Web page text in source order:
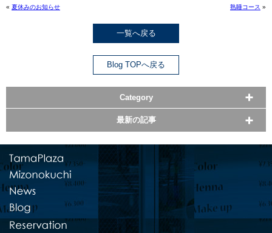
« 夏休みのお知らせ 熟睡コース »
一覧へ戻る
Blog TOPへ戻る
Category
最新の記事